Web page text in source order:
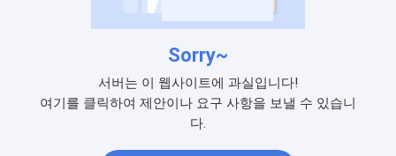
Sorry~
서버는 이 웹사이트에 과실입니다!
여기를 클릭하여 제안이나 요구 사항을 보낼 수 있습니
다.